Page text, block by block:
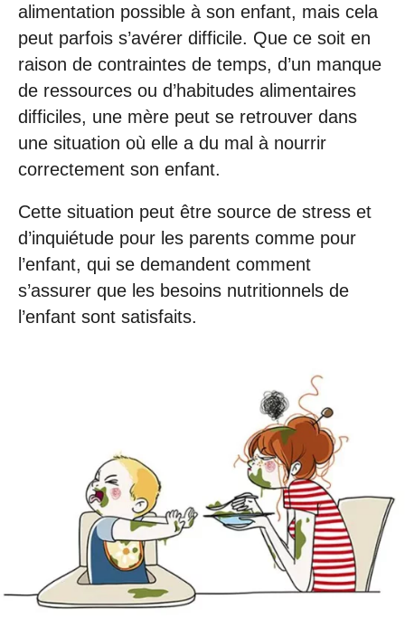
alimentation possible à son enfant, mais cela
peut parfois s’avérer difficile. Que ce soit en
raison de contraintes de temps, d’un manque
de ressources ou d’habitudes alimentaires
difficiles, une mère peut se retrouver dans
une situation où elle a du mal à nourrir
correctement son enfant.
Cette situation peut être source de stress et
d’inquiétude pour les parents comme pour
l’enfant, qui se demandent comment
s’assurer que les besoins nutritionnels de
l’enfant sont satisfaits.